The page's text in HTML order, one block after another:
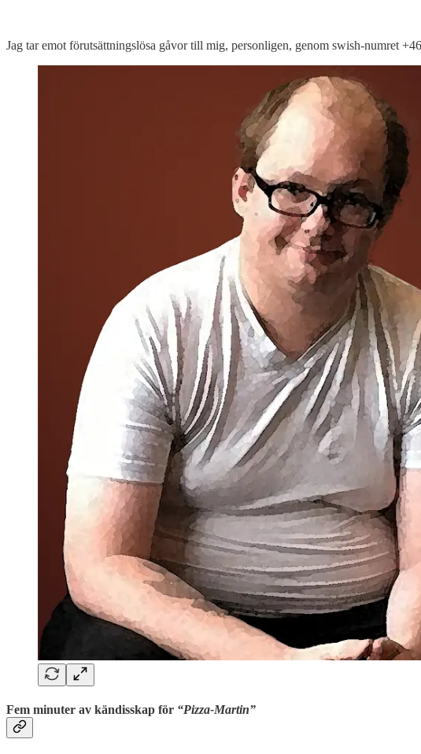
Jag tar emot förutsättningslösa gåvor till mig, personligen, genom swish-numret
Fem minuter av kändisskap för “Pizza-Martin”